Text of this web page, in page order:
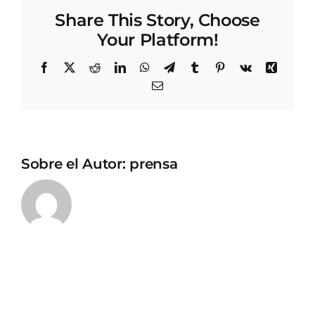
Share This Story, Choose
Your Platform!
Facebook
X RedditLinkedInWhatsApp
TelegramTumblrPinterest
Vk
Xing
Correo
Sobre el Autor: prensa